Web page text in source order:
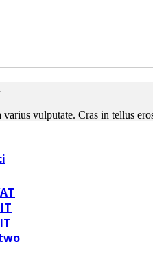
varius vulputate. Cras in tellus